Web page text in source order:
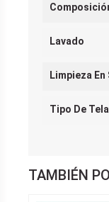
Lavado
Limpieza En
Tipo De Tela
TAMBIÉN